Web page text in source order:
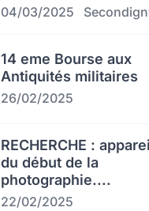
04/03/2025
14 eme Bourse aux
Antiquités militaires
26/02/2025
RECHERCHE :
du début de la
photographie....
22/02/2025